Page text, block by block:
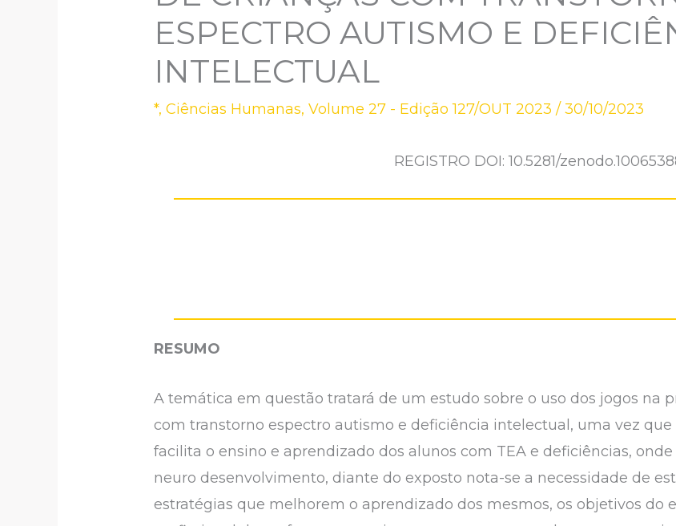
ESPECTRO AUTISMO E
INTELECTUAL
*,Ciências Humanas,Volume 27 - Edição 127/OUT 2023 /30/10/2023
REGISTRO DOI: 10.5281/
RESUMO
A temática em questão tratará de um estudo sobre o uso dos jogos na
com transtorno espectro autismo e deficiência intelectual, uma vez que
facilita o ensino e aprendizado dos alunos com TEA e deficiências,
neuro desenvolvimento, diante do exposto nota-se a necessidade de
estratégias que melhorem o aprendizado dos mesmos, os objetivos do